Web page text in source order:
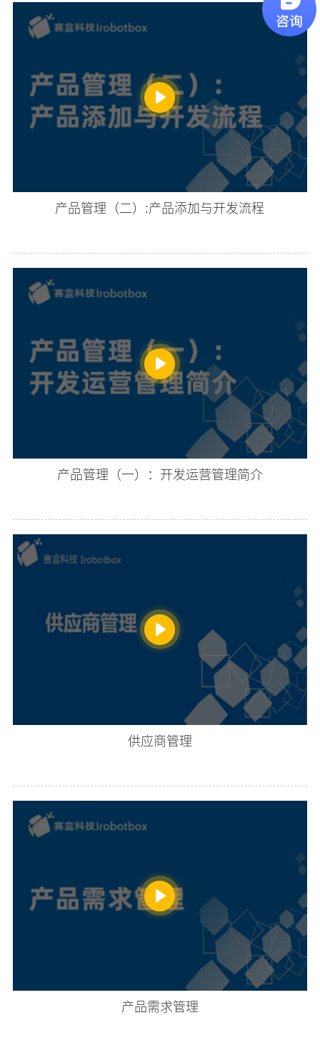
产品管理（二）:产品添加与开发流程
产品管理（一）：开发运营管理简介
供应商管理
产品需求管理